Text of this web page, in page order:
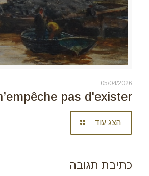
05/04/2026
pas d'exister
הצג עוד
כתיבת תגובה